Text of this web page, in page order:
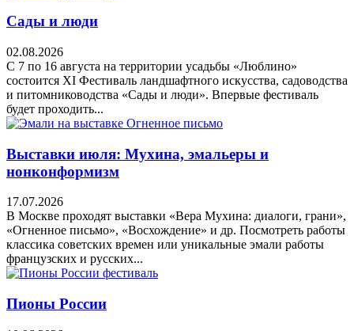
Сады и люди
02.08.2026
С 7 по 16 августа на территории усадьбы «Люблино»
состоится XI Фестиваль ландшафтного искусства, садоводства
и питомниководства «Сады и люди». Впервые фестиваль
будет проходить...
Выставки июля: Мухина, эмальеры и
нонконформизм
17.07.2026
В Москве проходят выставки «Вера Мухина: диалоги, грани»,
«Огненное письмо», «Восхождение» и др. Посмотреть работы
классика советских времен или уникальные эмали работы
французских и русских...
Пионы России